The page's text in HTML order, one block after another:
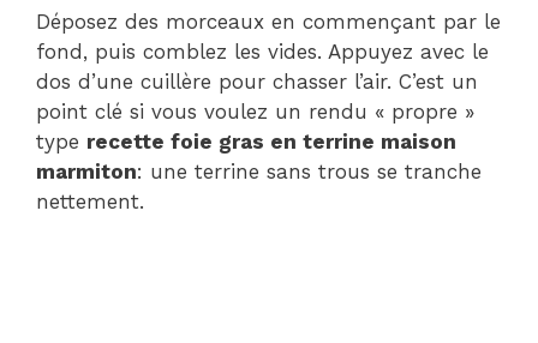
Déposez des morceaux en commençant par le
fond, puis comblez les vides. Appuyez avec le
dos d’une cuillère pour chasser l’air. C’est un
point clé si vous voulez un rendu « propre »
type recette foie gras en terrine maison
marmiton: une terrine sans trous se tranche
nettement.